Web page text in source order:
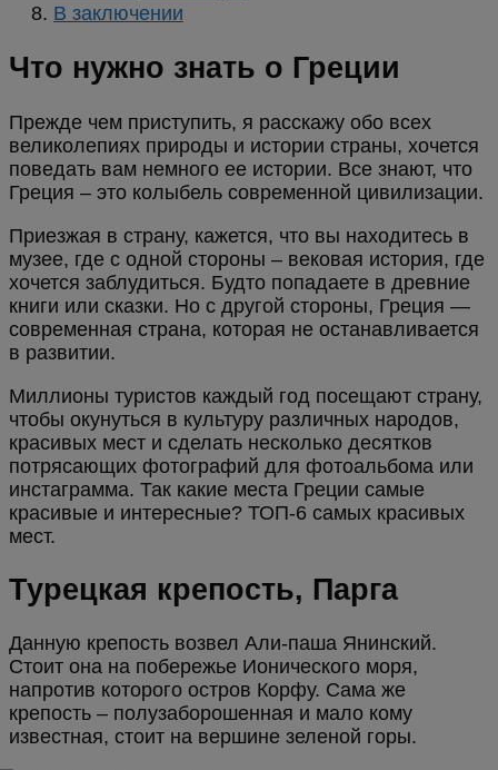
В заключении
Что нужно знать о Греции
Прежде чем приступить, я расскажу обо всех
великолепиях природы и истории страны, хочется
поведать вам немного ее истории. Все знают, что
Греция – это колыбель современной цивилизации.
Приезжая в страну, кажется, что вы находитесь в
музее, где с одной стороны – вековая история, где
хочется заблудиться. Будто попадаете в древние
книги или сказки. Но с другой стороны, Греция —
современная страна, которая не останавливается
в развитии.
Миллионы туристов каждый год посещают страну,
чтобы окунуться в культуру различных народов,
красивых мест и сделать несколько десятков
потрясающих фотографий для фотоальбома или
инстаграмма. Так какие места Греции самые
красивые и интересные? ТОП-6 самых красивых
мест.
Турецкая крепость, Парга
Данную крепость возвел Али-паша Янинский.
Стоит она на побережье Ионического моря,
напротив которого остров Корфу. Сама же
крепость – полузаборошенная и мало кому
известная, стоит на вершине зеленой горы.